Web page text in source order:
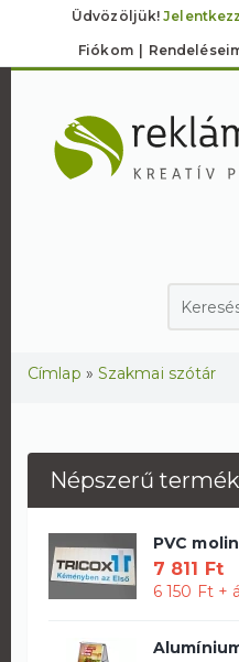
Üdvözöljük!
Fiókom
Jelenlegi hely
Címlap » Szakmai szótár
Népszerű
PVC
7 811 Ft
6 150 Ft +